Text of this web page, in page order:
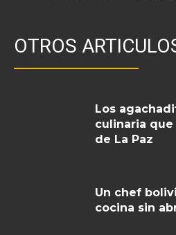
OTROS
Los
culinaria
de La Paz
Un chef
cocina sin